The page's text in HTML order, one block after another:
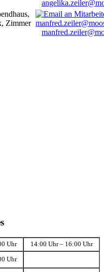
Zimmer
Uhr 14:00 Uhr – 16:00 Uhr
Uhr